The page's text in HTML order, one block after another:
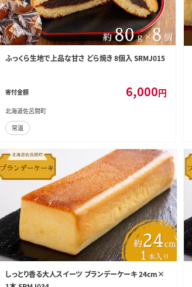
ふっくら生地で上品な甘さ どら焼き 8個入 SRMJ015
寄付金額 6,000円
北海道佐呂間町
常温
しっとり香る大人スイーツ ブランデーケーキ 24cm×